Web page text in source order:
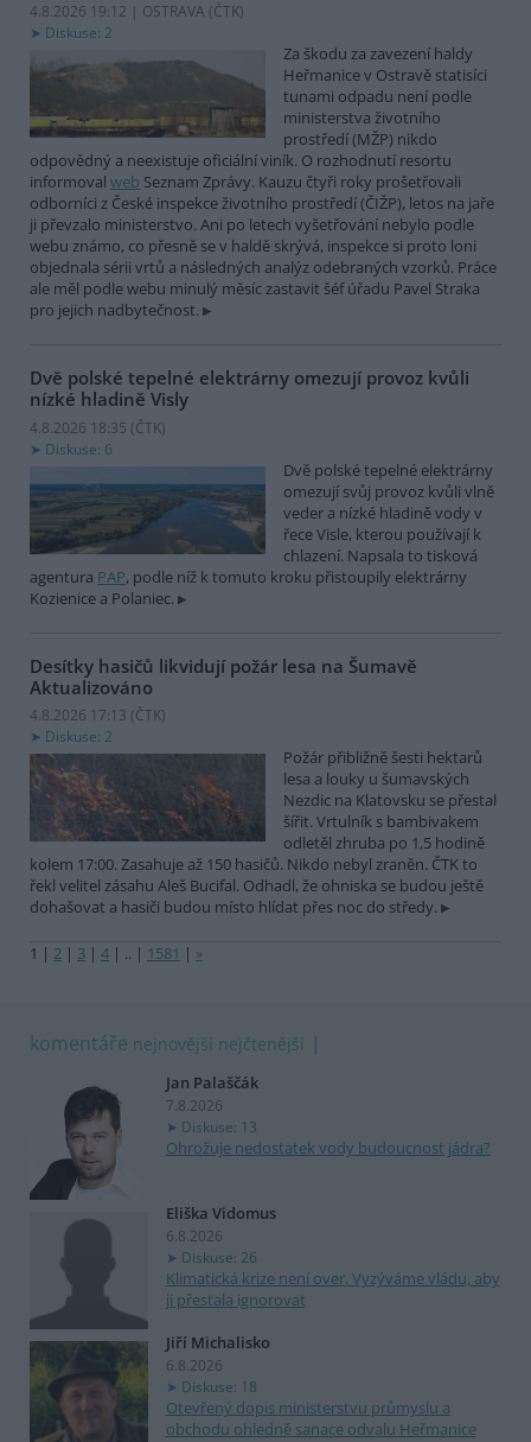
4.8.2026 19:12 | OSTRAVA (ČTK)
Diskuse: 2
Za škodu za zavezení haldy
Heřmanice v Ostravě statisíci
tunami odpadu není podle
ministerstva životního
prostředí (MŽP) nikdo
odpovědný a neexistuje oficiální viník. O rozhodnutí resortu
informoval web Seznam Zprávy. Kauzu čtyři roky prošetřovali
odborníci z České inspekce životního prostředí (ČIŽP), letos na jaře
ji převzalo ministerstvo. Ani po letech vyšetřování nebylo podle
webu známo, co přesně se v haldě skrývá, inspekce si proto loni
objednala sérii vrtů a následných analýz odebraných vzorků. Práce
ale měl podle webu minulý měsíc zastavit šéf úřadu Pavel Straka
pro jejich nadbytečnost.
Dvě polské tepelné elektrárny omezují provoz kvůli
nízké hladině Visly
4.8.2026 18:35 (ČTK)
Diskuse: 6
Dvě polské tepelné elektrárny
omezují svůj provoz kvůli vlně
veder a nízké hladině vody v
řece Visle, kterou používají k
chlazení. Napsala to tisková
agentura PAP, podle níž k tomuto kroku přistoupily elektrárny
Kozienice a Polaniec.
Desítky hasičů likvidují požár lesa na Šumavě
Aktualizováno
4.8.2026 17:13 (ČTK)
Diskuse: 2
Požár přibližně šesti hektarů
lesa a louky u šumavských
Nezdic na Klatovsku se přestal
šířit. Vrtulník s bambivakem
odletěl zhruba po 1,5 hodině
kolem 17:00. Zasahuje až 150 hasičů. Nikdo nebyl zraněn. ČTK to
řekl velitel zásahu Aleš Bucifal. Odhadl, že ohniska se budou ještě
dohašovat a hasiči budou místo hlídat přes noc do středy.
1 | 2 | 3 | 4 | .. | 1581 | »
komentáře nejnovější nejčtenější
Jan Palaščák
7.8.2026
Diskuse: 13
Ohrožuje nedostatek vody budoucnost jádra?
Eliška Vidomus
6.8.2026
Diskuse: 26
Klimatická krize není over. Vyzýváme vládu, aby
ji přestala ignorovat
Jiří Michalisko
6.8.2026
Diskuse: 18
Otevřený dopis ministerstvu průmyslu a
obchodu ohledně sanace odvalu Heřmanice